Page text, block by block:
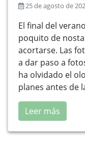
25 de agosto de
El final del
poquito de
acortarse. Las
a dar paso a
ha olvidado el
planes antes de
Leer más